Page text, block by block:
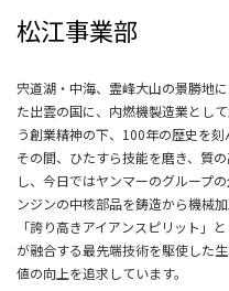
松江事業部
宍道湖・中海、霊峰大山の景勝地
た出雲の国に、内燃機製造業とし
う創業精神の下、100年の歴史を刻
その間、ひたすら技能を磨き、質
し、今日ではヤンマーのグループ
ンジンの中核部品を鋳造から機械
「誇り高きアイアンスピリット」
が融合する最先端技術を駆使した
値の向上を追求しています。